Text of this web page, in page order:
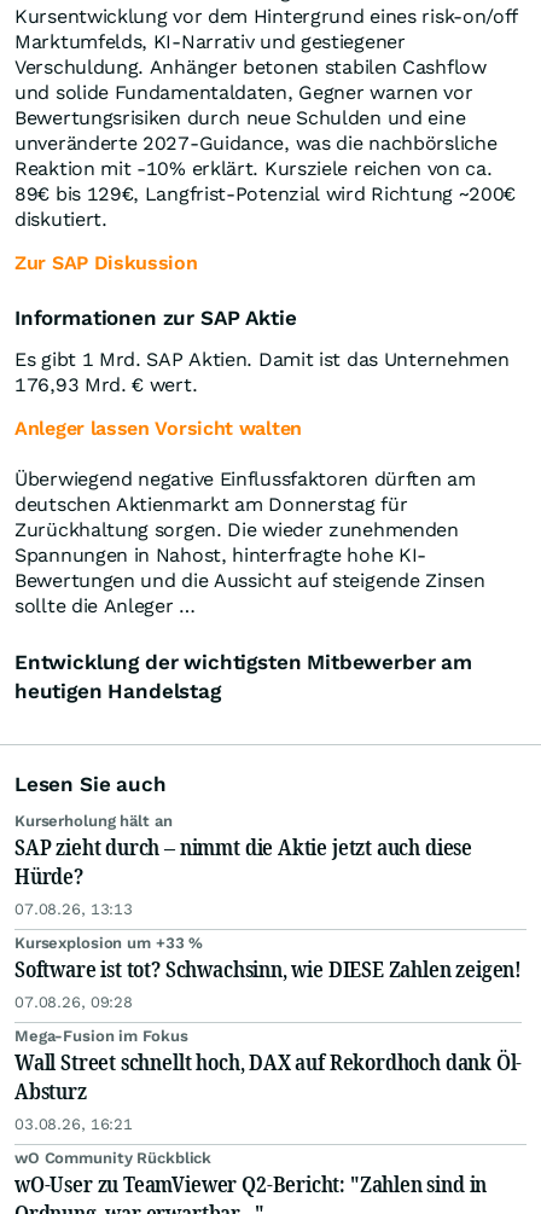
Kursentwicklung vor dem Hintergrund eines risk-on/off
Marktumfelds, KI‑Narrativ und gestiegener
Verschuldung. Anhänger betonen stabilen Cashflow
und solide Fundamentaldaten, Gegner warnen vor
Bewertungsrisiken durch neue Schulden und eine
unveränderte 2027‑Guidance, was die nachbörsliche
Reaktion mit -10% erklärt. Kursziele reichen von ca.
89€ bis 129€, Langfrist-Potenzial wird Richtung ~200€
diskutiert.
Zur SAP Diskussion
Informationen zur SAP Aktie
Es gibt 1 Mrd. SAP Aktien. Damit ist das Unternehmen
176,93 Mrd. € wert.
Anleger lassen Vorsicht walten
Überwiegend negative Einflussfaktoren dürften am
deutschen Aktienmarkt am Donnerstag für
Zurückhaltung sorgen. Die wieder zunehmenden
Spannungen in Nahost, hinterfragte hohe KI-
Bewertungen und die Aussicht auf steigende Zinsen
sollte die Anleger …
Entwicklung der wichtigsten Mitbewerber am
heutigen Handelstag
Lesen Sie auch
Kurserholung hält an
SAP zieht durch – nimmt die Aktie jetzt auch diese
Hürde?
07.08.26, 13:13
Kursexplosion um +33 %
Software ist tot? Schwachsinn, wie DIESE Zahlen zeigen!
07.08.26, 09:28
Mega-Fusion im Fokus
Wall Street schnellt hoch, DAX auf Rekordhoch dank Öl-
Absturz
03.08.26, 16:21
wO Community Rückblick
wO-User zu TeamViewer Q2-Bericht: "Zahlen sind in